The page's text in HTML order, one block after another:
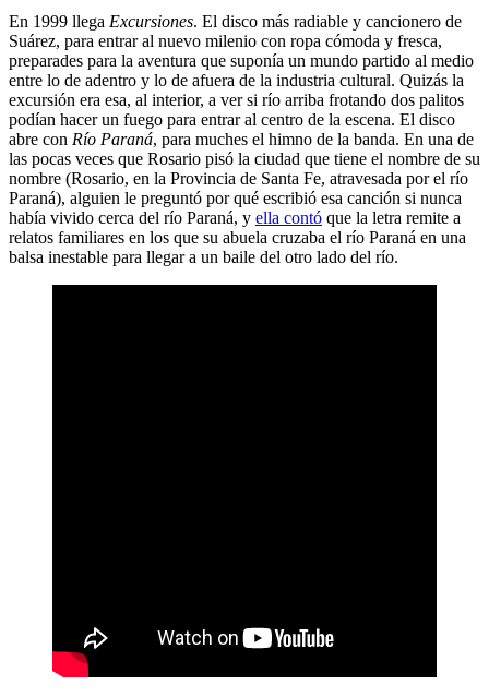
En 1999 llega Excursiones. El disco más radiable y cancionero de
Suárez, para entrar al nuevo milenio con ropa cómoda y fresca,
preparades para la aventura que suponía un mundo partido al medio
entre lo de adentro y lo de afuera de la industria cultural. Quizás la
excursión era esa, al interior, a ver si río arriba frotando dos palitos
podían hacer un fuego para entrar al centro de la escena. El disco
abre con Río Paraná, para muches el himno de la banda. En una de
las pocas veces que Rosario pisó la ciudad que tiene el nombre de su
nombre (Rosario, en la Provincia de Santa Fe, atravesada por el río
Paraná), alguien le preguntó por qué escribió esa canción si nunca
había vivido cerca del río Paraná, y ella contó que la letra remite a
relatos familiares en los que su abuela cruzaba el río Paraná en una
balsa inestable para llegar a un baile del otro lado del río.